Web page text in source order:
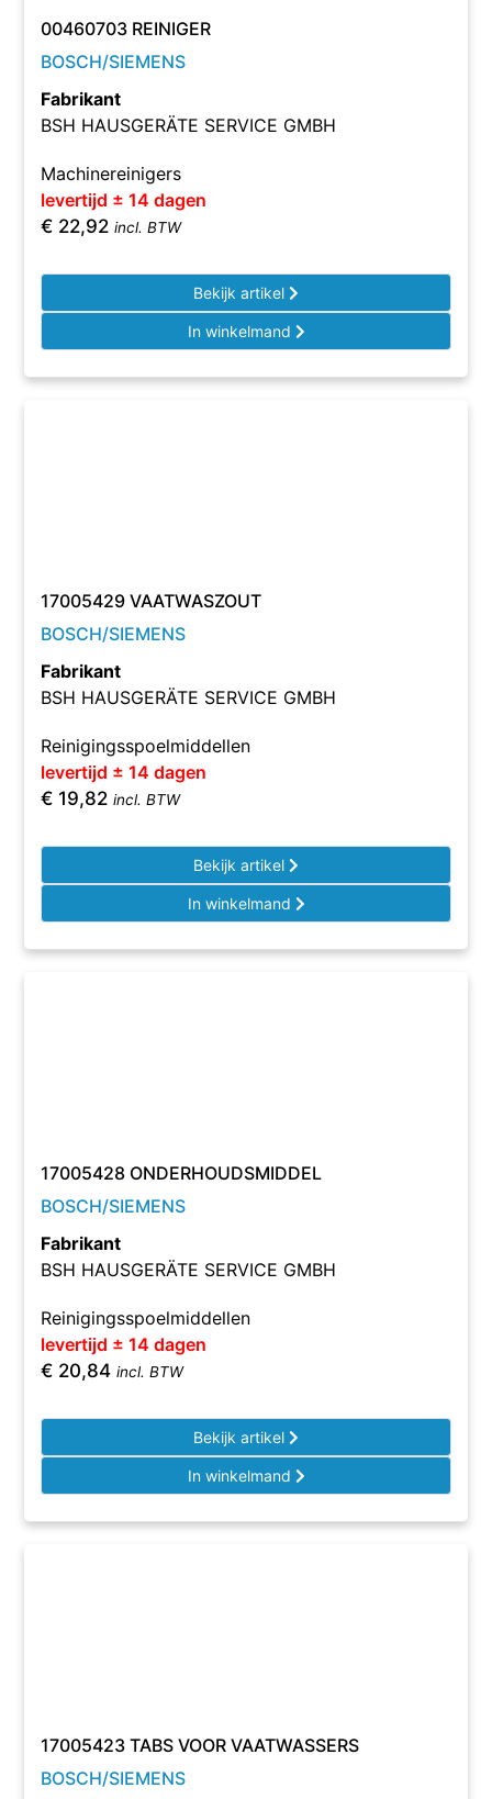
00460703 REINIGER
BOSCH/SIEMENS
Fabrikant
BSH HAUSGERÄTE SERVICE GMBH
Machinereinigers
levertijd ± 14 dagen
€ 22,92 incl. BTW
Bekijk artikel
In winkelmand
17005429 VAATWASZOUT
BOSCH/SIEMENS
Fabrikant
BSH HAUSGERÄTE SERVICE GMBH
Reinigingsspoelmiddellen
levertijd ± 14 dagen
€ 19,82 incl. BTW
Bekijk artikel
In winkelmand
17005428 ONDERHOUDSMIDDEL
BOSCH/SIEMENS
Fabrikant
BSH HAUSGERÄTE SERVICE GMBH
Reinigingsspoelmiddellen
levertijd ± 14 dagen
€ 20,84 incl. BTW
Bekijk artikel
In winkelmand
17005423 TABS VOOR VAATWASSERS
BOSCH/SIEMENS